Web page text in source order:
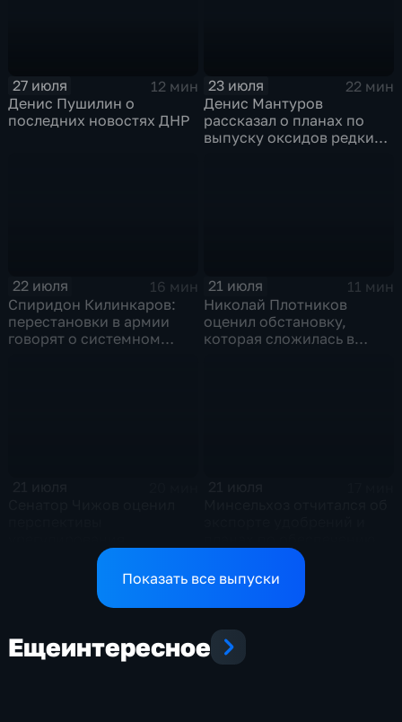
27 июля
12 мин
Денис Пушилин о
последних новостях ДНР
23 июля
22 мин
Денис Мантуров
рассказал о планах по
выпуску оксидов редких
22 июля
16 мин
Спиридон Килинкаров:
перестановки в армии
говорят о системном
21 июля
11 мин
Николай Плотников
оценил обстановку,
которая сложилась в
конфликтов на Ближнем
Востоке и диалог с
аграриев топливом
Показать все выпуски
Ещеинтересное